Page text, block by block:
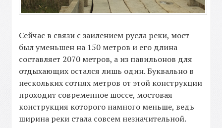
Сейчас в связи с заилением русла реки, мост
был уменьшен на 150 метров и его длина
составляет 2070 метров, а из павильонов для
отдыхающих остался лишь один. Буквально в
нескольких сотнях метров от этой конструкции
проходит современное шоссе, мостовая
конструкция которого намного меньше, ведь
ширина реки стала совсем незначительной.